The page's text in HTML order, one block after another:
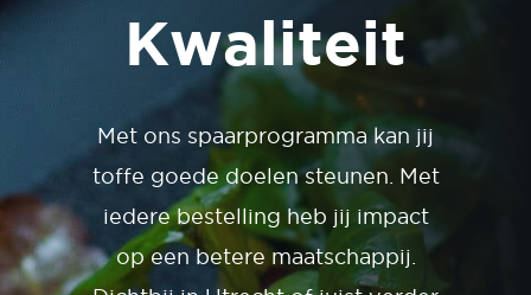
Kwaliteit
Met ons spaarprogramma kan jij
toffe goede doelen steunen. Met
iedere bestelling heb jij impact
op een betere maatschappij.